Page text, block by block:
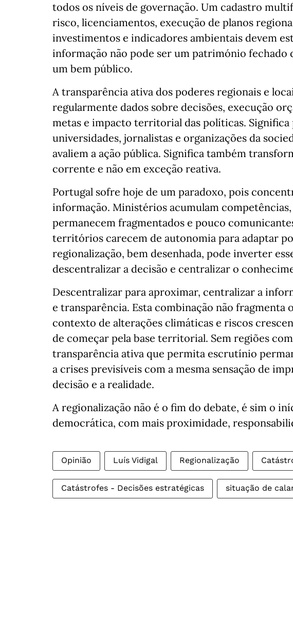
todos os níveis de governação. Um cadastro
risco, licenciamentos, execução de planos
investimentos e indicadores ambientais devem
informação não pode ser um património fechado
um bem público.
A transparência ativa dos poderes regionais e
regularmente dados sobre decisões, execução
metas e impacto territorial das políticas.
universidades, jornalistas e organizações da
avaliem a ação pública. Significa também
corrente e não em exceção reativa.
Portugal sofre hoje de um paradoxo, pois
informação. Ministérios acumulam
permanecem fragmentados e pouco
territórios carecem de autonomia para adaptar
regionalização, bem desenhada, pode inverter
descentralizar a decisão e centralizar o
Descentralizar para aproximar, centralizar a
e transparência. Esta combinação não fragmenta
contexto de alterações climáticas e riscos
de começar pela base territorial. Sem regiões
transparência ativa que permita escrutínio
a crises previsíveis com a mesma sensação de
decisão e a realidade.
A regionalização não é o fim do debate, é sim o
democrática, com mais proximidade,
Opinião Luís Vidigal Regionalização
Catástrofes - Decisões estratégicas situação de